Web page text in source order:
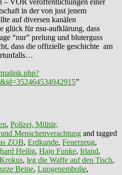
– VOR veröffentlichungen einer
in der von just jenem
auf diversen kanälen
glück für nsu-aufklärung, dass
“nur” prelung und bluterguss
dass die offizielle geschichte am
”
, Polizei, Militär,
Menschenverachtung and tagged
ZOB, Erdkunde, Feuerzeug,
Heilig, Hajo Funke, Irland,
Krokus, leg die Waffe auf den Tisch,
Beine, Lungenembolie,